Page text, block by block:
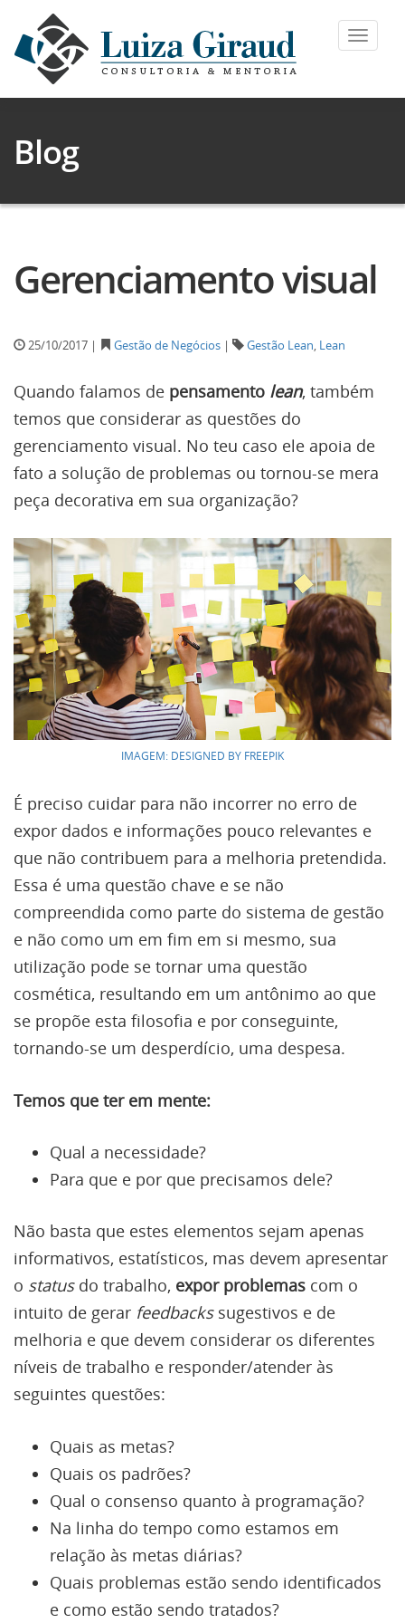
Toggle
Blog
Gerenciamento visual
25/10/2017 | Gestão de Negócios | Gestão Lean, Lean
Quando falamos de pensamento lean, também
temos que considerar as questões do
gerenciamento visual. No teu caso ele apoia de
fato a solução de problemas ou tornou-se mera
peça decorativa em sua organização?
IMAGEM: DESIGNED BY FREEPIK
É preciso cuidar para não incorrer no erro de
expor dados e informações pouco relevantes e
que não contribuem para a melhoria pretendida.
Essa é uma questão chave e se não
compreendida como parte do sistema de gestão
e não como um em fim em si mesmo, sua
utilização pode se tornar uma questão
cosmética, resultando em um antônimo ao que
se propõe esta filosofia e por conseguinte,
tornando-se um desperdício, uma despesa.
Temos que ter em mente:
Qual a necessidade?
Para que e por que precisamos dele?
Não basta que estes elementos sejam apenas
informativos, estatísticos, mas devem apresentar
o statusdo trabalho, expor problemas com o
intuito de gerar feedbackssugestivos e de
melhoria e que devem considerar os diferentes
níveis de trabalho e responder/atender às
seguintes questões:
Quais as metas?
Quais os padrões?
Qual o consenso quanto à programação?
Na linha do tempo como estamos em
relação às metas diárias?
Quais problemas estão sendo identificados
e como estão sendo tratados?